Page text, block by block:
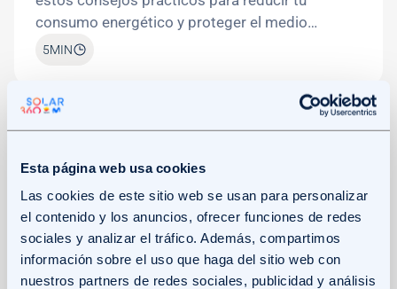
Esta página web usa cookies
Las cookies de este sitio web se usan para personalizar
el contenido y los anuncios, ofrecer funciones de redes
sociales y analizar el tráfico. Además, compartimos
información sobre el uso que haga del sitio web con
nuestros partners de redes sociales, publicidad y análisis
consumo energético y proteger el medio
ambiente.
5MIN